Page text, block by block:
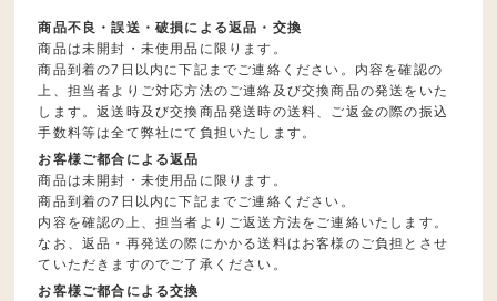
商品不良・誤送・破損による返品・交換
商品は未開封・未使用品に限ります。
商品到着の7日以内に下記までご連絡ください。内容を確認の
上、担当者よりご対応方法のご連絡及び交換商品の発送をいた
します。返送時及び交換商品発送時の送料、ご返金の際の振込
手数料等は全て弊社にて負担いたします。
お客様ご都合による返品
商品は未開封・未使用品に限ります。
商品到着の7日以内に下記までご連絡ください。
内容を確認の上、担当者よりご返送方法をご連絡いたします。
なお、返品・再発送の際にかかる送料はお客様のご負担とさせ
ていただきますのでご了承ください。
お客様ご都合による交換